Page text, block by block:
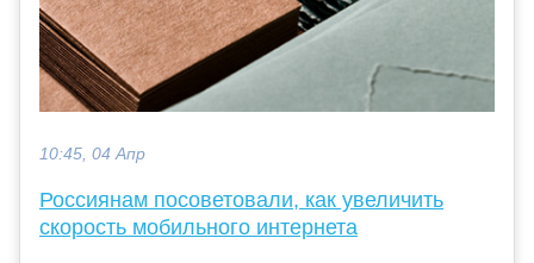
10:45, 04 Апр
Россиянам посоветовали, как увеличить
скорость мобильного интернета